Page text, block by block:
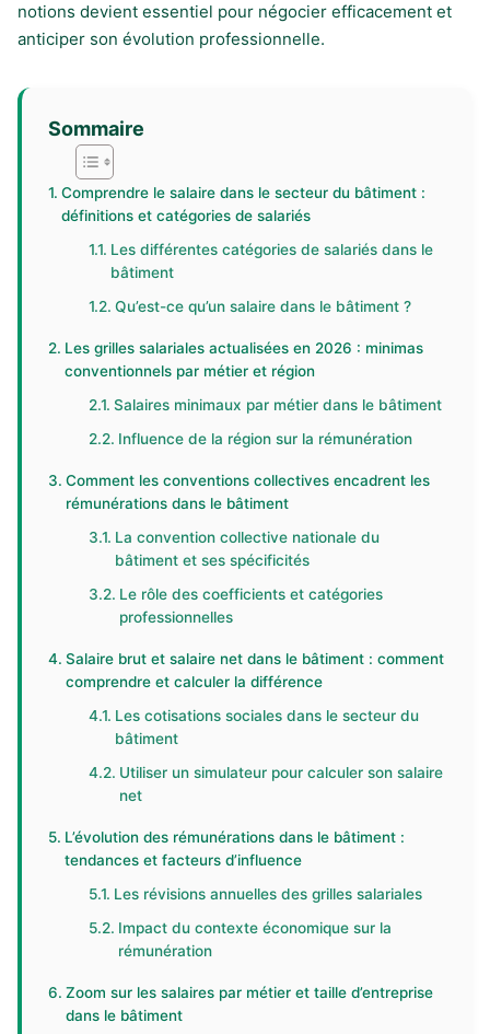
notions devient essentiel pour négocier efficacement et
anticiper son évolution professionnelle.
Sommaire
Comprendre le salaire dans le secteur du bâtiment :
définitions et catégories de salariés
Les différentes catégories de salariés dans le
bâtiment
Qu’est-ce qu’un salaire dans le bâtiment ?
Les grilles salariales actualisées en 2026 : minimas
conventionnels par métier et région
Salaires minimaux par métier dans le bâtiment
Influence de la région sur la rémunération
Comment les conventions collectives encadrent les
rémunérations dans le bâtiment
La convention collective nationale du
bâtiment et ses spécificités
Le rôle des coefficients et catégories
professionnelles
Salaire brut et salaire net dans le bâtiment : comment
comprendre et calculer la différence
Les cotisations sociales dans le secteur du
bâtiment
Utiliser un simulateur pour calculer son salaire
net
L’évolution des rémunérations dans le bâtiment :
tendances et facteurs d’influence
Les révisions annuelles des grilles salariales
Impact du contexte économique sur la
rémunération
Zoom sur les salaires par métier et taille d’entreprise
dans le bâtiment